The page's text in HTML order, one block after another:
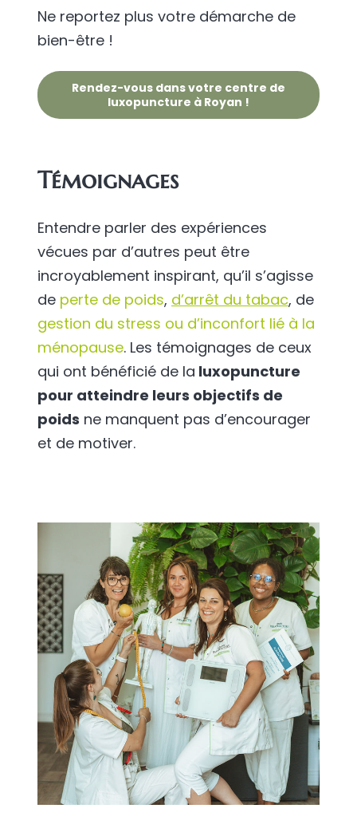
Ne reportez plus votre démarche de
bien-être !
Rendez-vous dans votre centre de
luxopuncture à Royan !
Témoignages
Entendre parler des expériences
vécues par d’autres peut être
incroyablement inspirant, qu’il s’agisse
de perte de poids, d’arrêt du tabac, de
gestion du stress ou d’inconfort lié à la
ménopause. Les témoignages de ceux
qui ont bénéficié de la luxopuncture
pour atteindre leurs objectifs de
poids ne manquent pas d’encourager
et de motiver.